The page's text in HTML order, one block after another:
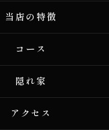
当店の特徴
コース
隠れ家
アクセス